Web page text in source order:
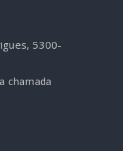
5300-
chamada